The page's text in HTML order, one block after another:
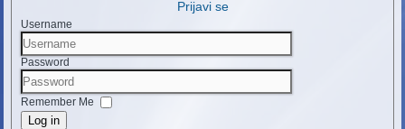
Prijavi se
Username
Password
Remember Me
Log in